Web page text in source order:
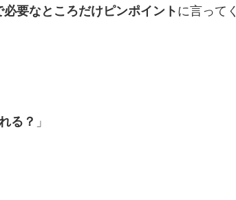
要なところだけピンポイント に言ってく
る？ 」